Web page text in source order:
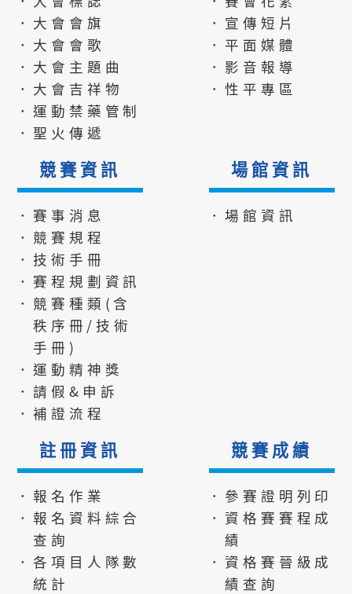
．大會會旗
．大會會歌
．大會主題曲
．大會吉祥物
．運動禁藥管制
．聖火傳遞
．宣傳短片
．平面媒體
．影音報導
．性平專區
競賽資訊
．賽事消息
．競賽規程
．技術手冊
．賽程規劃資訊
．競賽種類(含
秩序冊/技術
手冊)
．運動精神獎
．請假&申訴
．補證流程
場館資訊
．場館資訊
註冊資訊
．報名作業
．報名資料綜合
查詢
．各項目人隊數
統計
競賽成績
．參賽證明列印
．資格賽賽程成
績
．資格賽晉級成
績查詢